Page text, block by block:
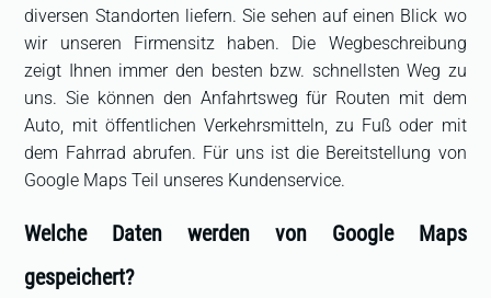
diversen Standorten liefern. Sie sehen auf einen Blick wo
wir unseren Firmensitz haben. Die Wegbeschreibung
zeigt Ihnen immer den besten bzw. schnellsten Weg zu
uns. Sie können den Anfahrtsweg für Routen mit dem
Auto, mit öffentlichen Verkehrsmitteln, zu Fuß oder mit
dem Fahrrad abrufen. Für uns ist die Bereitstellung von
Google Maps Teil unseres Kundenservice.
Welche Daten werden von Google Maps
gespeichert?